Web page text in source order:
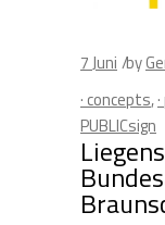
7Juni by
· concepts,
PUBLICsign